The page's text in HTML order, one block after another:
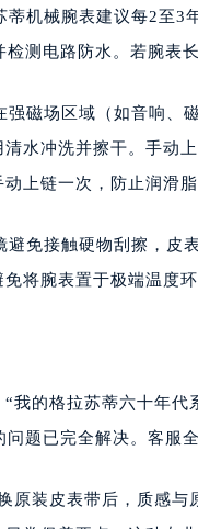
蒂机械腕表建议每2至3
测电路防水。若腕表
强磁场区域（如音响、
水冲洗并擦干。手动
上链一次，防止润滑脂
免接触硬物刮擦，皮
将腕表置于极端温度
我的格拉苏蒂六十年
题已完全解决。客服
原装皮表带后，质感